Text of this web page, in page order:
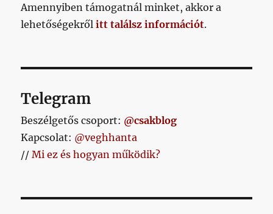
Amennyiben támogatnál minket, akkor a
lehetőségekrőlitt találsz információt.
Telegram
Beszélgetős csoport: @csakblog
Kapcsolat: @veghhanta
//Mi ez és hogyan működik?